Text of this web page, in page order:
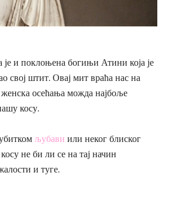
је и поклоњена богињи Атини која је
свој штит. Овај мит враћа нас на
осећања можда најбоље
косу.
љубави или неког блиског
не би ли се на тај начин
и туге.